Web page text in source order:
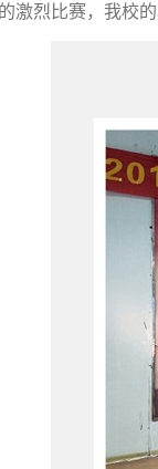
激烈比赛，我校